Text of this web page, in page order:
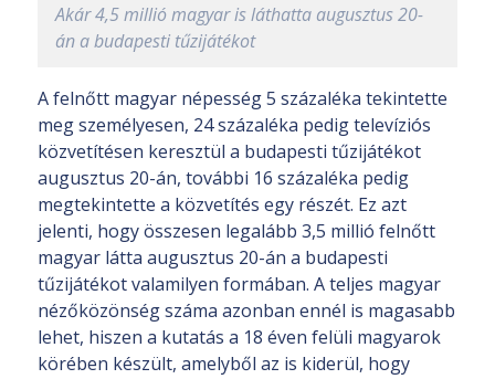
Akár 4,5 millió magyar is láthatta augusztus 20-
án a budapesti tűzijátékot
A felnőtt magyar népesség 5 százaléka tekintette
meg személyesen, 24 százaléka pedig televíziós
közvetítésen keresztül a budapesti tűzijátékot
augusztus 20-án, további 16 százaléka pedig
megtekintette a közvetítés egy részét. Ez azt
jelenti, hogy összesen legalább 3,5 millió felnőtt
magyar látta augusztus 20-án a budapesti
tűzijátékot valamilyen formában. A teljes magyar
nézőközönség száma azonban ennél is magasabb
lehet, hiszen a kutatás a 18 éven felüli magyarok
körében készült, amelyből az is kiderül, hogy